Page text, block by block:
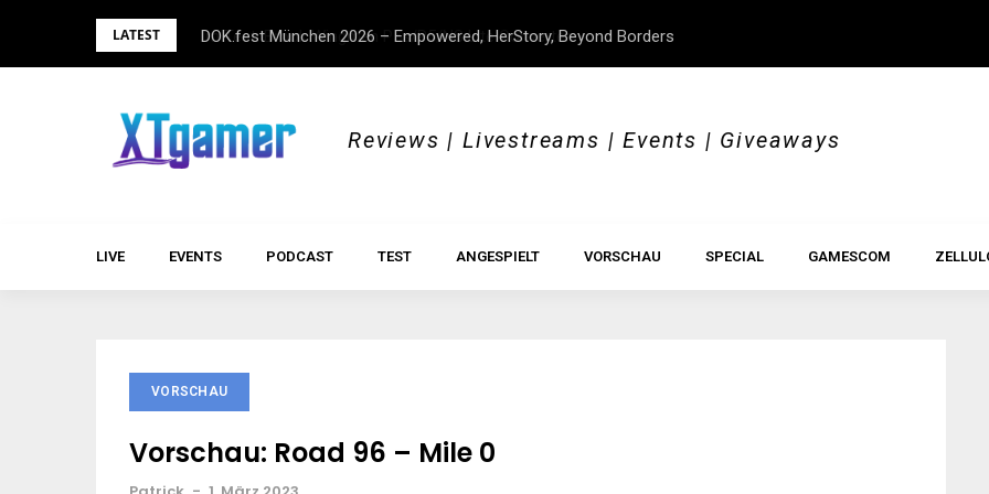
LATEST DOK.fest München 2026 – Empowered, HerStory, Beyond Borders
Reviews | Livestreams | Events | Giveaways
LIVE EVENTS PODCAST TEST ANGESPIELT VORSCHAU SPECIAL GAMESCOM
VORSCHAU
Vorschau: Road 96 – Mile 0